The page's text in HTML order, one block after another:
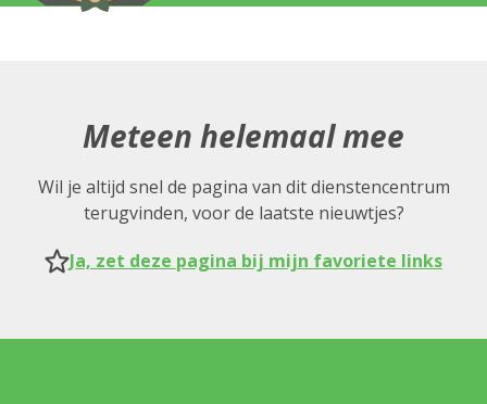
Meteen helemaal mee
Wil je altijd snel de pagina van dit dienstencentrum
terugvinden, voor de laatste nieuwtjes?
Ja, zet deze pagina bij mijn favoriete links